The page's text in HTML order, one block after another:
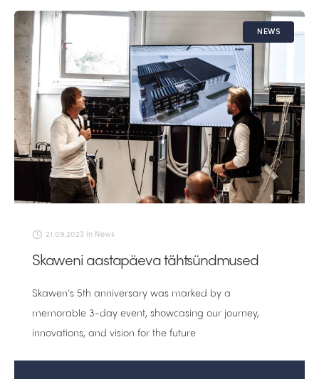
NEWS
21.09.2023 in News
Skaweni aastapäeva tähtsündmused
Skawen's 5th anniversary was marked by a
memorable 3-day event, showcasing our journey,
innovations, and vision for the future